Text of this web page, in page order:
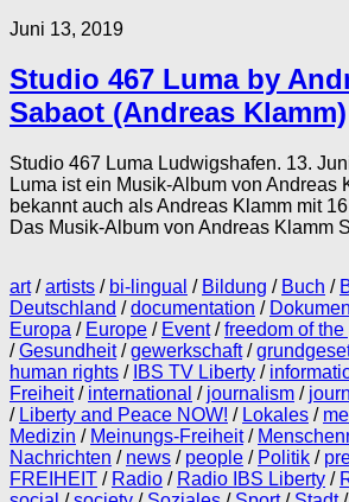
Juni 13, 2019
Studio 467 Luma by
Sabaot (Andreas Klamm)
Studio 467 Luma Ludwigshafen. 13.
Luma ist ein Musik-Album von Andreas
bekannt auch als Andreas Klamm mit
Das Musik-Album von Andreas Klamm
art/artists / bi-lingual / Bildung / Buch /
Deutschland /documentation /
Europa / Europe / Event/freedom of the
/Gesundheit/gewerkschaft/
human rights / IBS TV Liberty /
Freiheit/ international / journalism /
/ Liberty and Peace NOW! / Lokales /
Medizin / Meinungs-Freiheit/
Nachrichten / news / people / Politik /
FREIHEIT / Radio / Radio IBS Liberty /